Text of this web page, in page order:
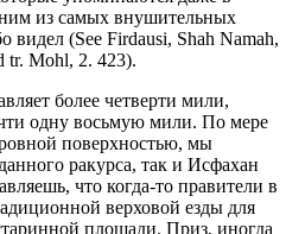
из самых внушительных
видел (See Firdausi, Shah Namah,
tr. Mohl, 2. 423).
более четверти мили,
одну восьмую мили. По мере
поверхностью, мы
ракурса, так и Исфахан
что когда-то правители в
верховой езды для
площади. Приз, иногда